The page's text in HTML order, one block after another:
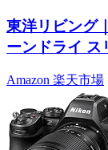
東洋リビング
ーンドライ ス
Amazon 楽天市場